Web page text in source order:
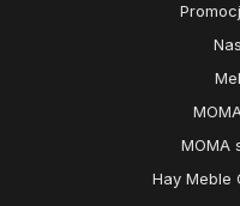
MOMA
Hay Meble